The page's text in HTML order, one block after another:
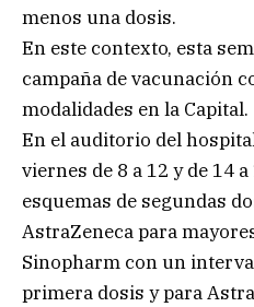
menos una dosis.
En este contexto, esta
campaña de vacunación
modalidades en la Capital.
En el auditorio del
viernes de 8 a 12 y de 14
esquemas de segundas
AstraZeneca para
Sinopharm con un
primera dosis y para